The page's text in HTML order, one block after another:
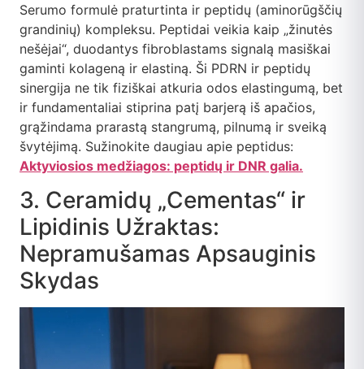
Serumo formulė praturtinta ir peptidų (aminorūgščių
grandinių) kompleksu. Peptidai veikia kaip „žinutės
nešėjai“, duodantys fibroblastams signalą masiškai
gaminti kolageną ir elastiną. Ši PDRN ir peptidų
sinergija ne tik fiziškai atkuria odos elastingumą, bet
ir fundamentaliai stiprina patį barjerą iš apačios,
grąžindama prarastą stangrumą, pilnumą ir sveiką
švytėjimą. Sužinokite daugiau apie peptidus:
Aktyviosios medžiagos: peptidų ir DNR galia.
3. Ceramidų „Cementas“ ir
Lipidinis Užraktas:
Nepramušamas Apsauginis
Skydas